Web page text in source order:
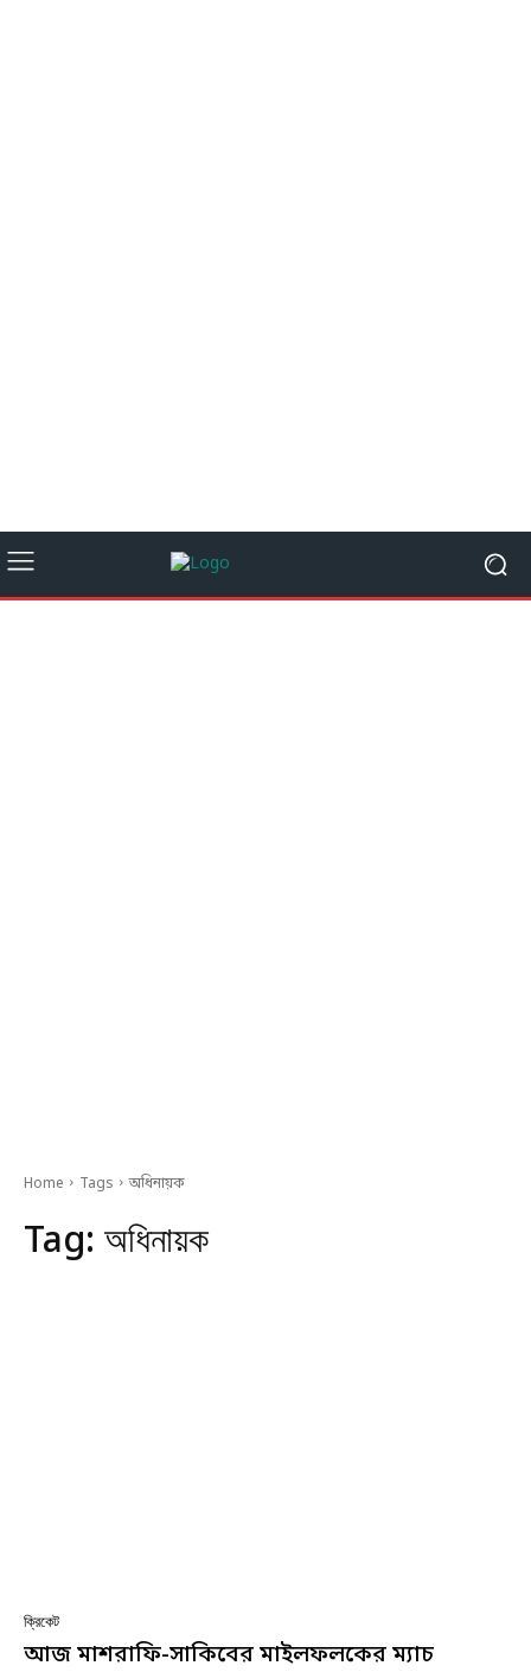
Home Tags অধিনায়ক
Tag: অধিনায়ক
ক্রিকেট
আজ মাশরাফি-সাকিবের মাইলফলকের ম্যাচ